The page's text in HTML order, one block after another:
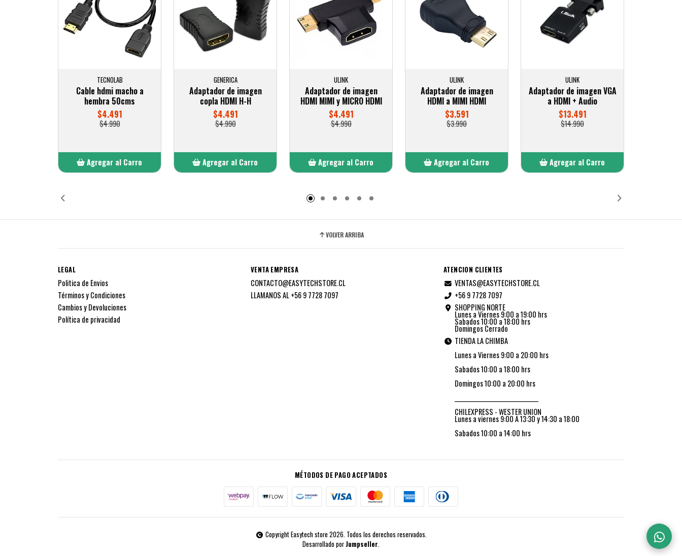
TECNOLAB
Cable hdmi macho a
hembra 50cms
$4.491
$4.990
Agregar al Carro
GENERICA
Adaptador de imagen
copla HDMI H-H
$4.491
$4.990
Agregar al Carro
ULINK
Adaptador de imagen
HDMI MIMI y MICRO HDMI
$4.491
$4.990
Agregar al Carro
ULINK
Adaptador de imagen
HDMI a MIMI HDMI
$3.591
$3.990
Agregar al Carro
ULINK
Adaptador de imagen VGA
a HDMI + Audio
$13.491
$14.990
Agregar al Carro
VOLVER ARRIBA
LEGAL
Politica de Envios
Términos y Condiciones
Cambios y Devoluciones
Política de privacidad
VENTA EMPRESA
CONTACTO@EASYTECHSTORE.CL
LLAMANOS AL +56 9 7728 7097
ATENCION CLIENTES
VENTAS@EASYTECHSTORE.CL
+56 9 7728 7097
SHOPPING NORTE
Lunes a Viernes 9:00 a 19:00 hrs
Sabados 10:00 a 18:00 hrs
Domingos Cerrado
TIENDA LA CHIMBA
Lunes a Viernes 9:00 a 20:00 hrs
Sabados 10:00 a 18:00 hrs
Domingos 10:00 a 20:00 hrs
CHILEXPRESS - WESTER UNION
Lunes a viernes 9:00 A 13:30 y 14:30 a 18:00
Sabados 10:00 a 14:00 hrs
MÉTODOS DE PAGO ACEPTADOS
Copyright Easytech store 2026. Todos los derechos reservados.
Desarrollado por Jumpseller.